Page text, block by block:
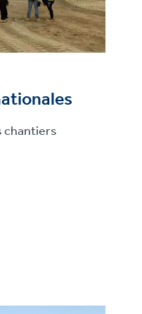
chantiers